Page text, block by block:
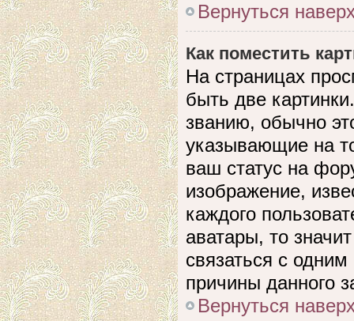
Вернуться
Как поместить
На страницах
быть две
званию, обычно
указывающие на
ваш статус на
изображение,
каждого
аватары, то
связаться с
причины данного
Вернуться